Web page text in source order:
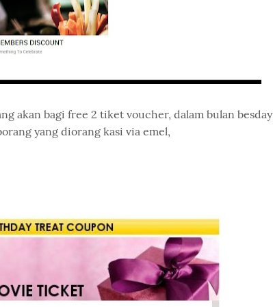
akan bagi free 2 tiket voucher, dalam bulan besday
yang diorang kasi via emel,